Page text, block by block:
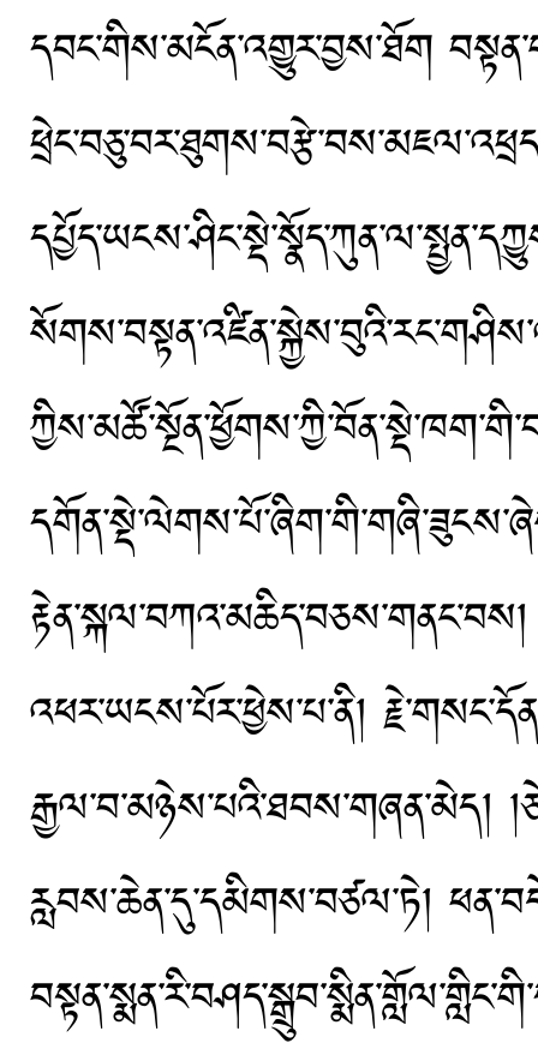
དབང་གིས་མངོན་འགྱུར་བྱས་ཐོག
འཕར་ཡངས་པོར་ཕྱེས་པ་ནི།
རྒྱལ་བ་མཉེས་པའི་ཐབས་གཞན་མེད།
རླབས་ཆེན་དུ་དམིགས་བཙལ་ཏེ།